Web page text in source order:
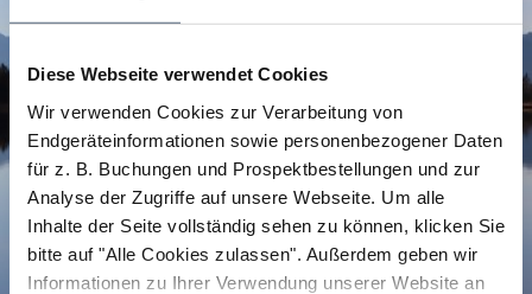
Diese Webseite verwendet Cookies
Wir verwenden Cookies zur Verarbeitung von
Endgeräteinformationen sowie personenbezogener Daten
für z. B. Buchungen und Prospektbestellungen und zur
Analyse der Zugriffe auf unsere Webseite. Um alle
Inhalte der Seite vollständig sehen zu können, klicken Sie
bitte auf "Alle Cookies zulassen". Außerdem geben wir
Informationen zu Ihrer Verwendung unserer Website an